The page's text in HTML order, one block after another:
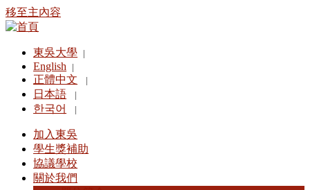
移至主內容
東吳大學
English
正體中文
日本語
한국어
加入東吳
學生獎補助
協議學校
關於我們